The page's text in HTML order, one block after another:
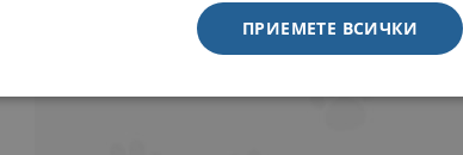
ПРИЕМЕТЕ ВСИЧКИ